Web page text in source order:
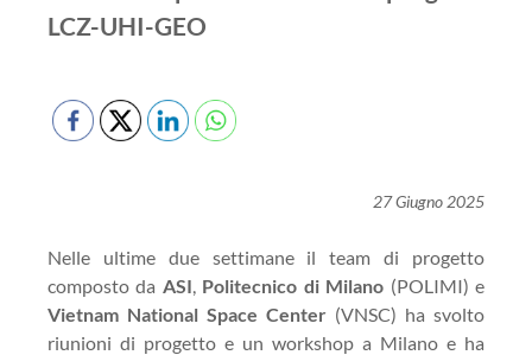
LCZ-UHI-GEO
27 Giugno 2025
Nelle ultime due settimane il team di progetto
composto da ASI, Politecnico di Milano (POLIMI) e
Vietnam National Space Center (VNSC) ha svolto
riunioni di progetto e un workshop a Milano e ha